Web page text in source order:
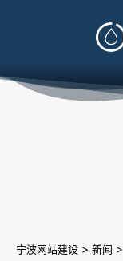
宁波网站建设 > 新闻 >